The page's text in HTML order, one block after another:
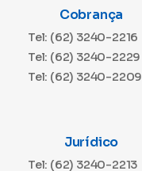
Cobrança
Tel: (62) 3240-2216
Tel: (62) 3240-2229
Tel: (62) 3240-2209
Jurídico
Tel: (62) 3240-2213